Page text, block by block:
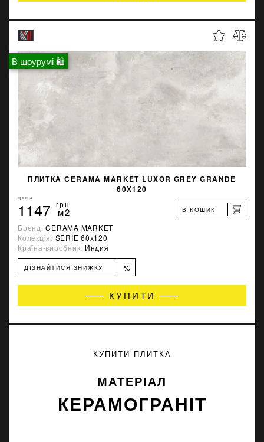
В шоурумі 🛍
ПЛИТКА CERAMA MARKET LUXOR GREY GRANDE
60Х120
ЦІНА
1147 грн
м2 В КОШИК
Бренд:CERAMA MARKET
Колекція: SERIE 60х120
Країна-виробник: Индия
ДІЗНАЙТИСЯ ЗНИЖКУ %
КУПИТИ
КУПИТИ ПЛИТКА
МАТЕРІАЛ
КЕРАМОГРАНІТ